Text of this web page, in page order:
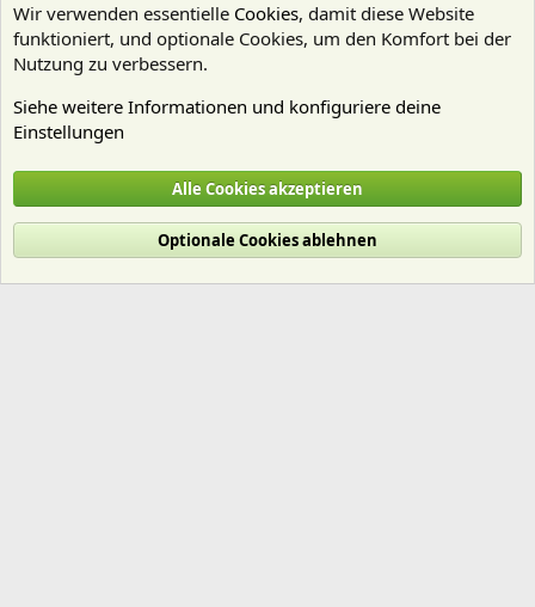
Cookies
Deutsch (Du)
Nutzungsbedingungen
Datenschutz Hilfe und Impressum
R
Wir verwenden essentielle Cookies, damit diese Website
funktioniert, und optionale Cookies, um den Komfort bei der
Nutzung zu verbessern.
Siehe weitere Informationen und konfiguriere deine
Einstellungen
Alle Cookies akzeptieren
Optionale Cookies ablehnen